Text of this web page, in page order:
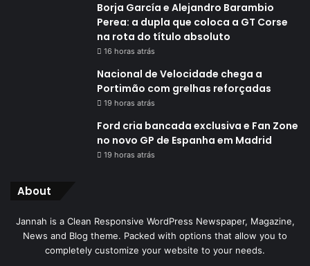
Borja García e Alejandro Barambio
Perea: a dupla que coloca a GT Corse
na rota do título absoluto
16 horas atrás
Nacional de Velocidade chega a
Portimão com grelhas reforçadas
19 horas atrás
Ford cria bancada exclusiva e Fan Zone
no novo GP de Espanha em Madrid
19 horas atrás
About
Jannah is a Clean Responsive WordPress Newspaper, Magazine,
News and Blog theme. Packed with options that allow you to
completely customize your website to your needs.